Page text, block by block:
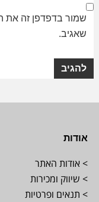
שמור בדפדפן זה את
שאגיב.
אודות
> אודות האתר
> שיווק ומכירות
> תנאים ופרטיות